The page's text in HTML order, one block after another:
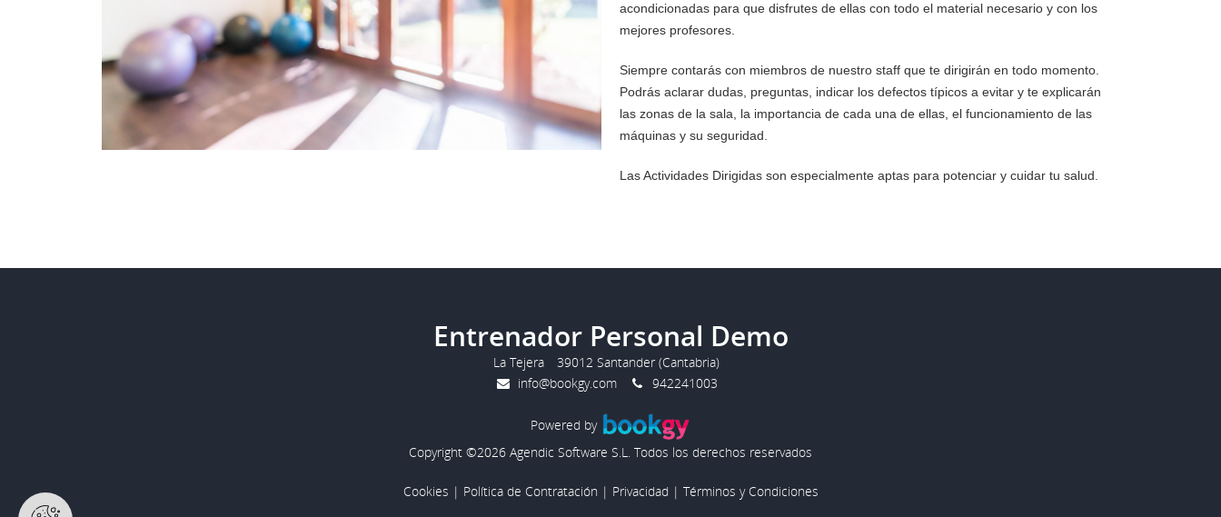
acondicionadas para que disfrutes de ellas con todo el material necesario y con los
mejores profesores.
Siempre contarás con miembros de nuestro staff que te dirigirán en todo momento.
Podrás aclarar dudas, preguntas, indicar los defectos típicos a evitar y te explicarán
las zonas de la sala, la importancia de cada una de ellas, el funcionamiento de las
máquinas y su seguridad.
Las Actividades Dirigidas son especialmente aptas para potenciar y cuidar tu salud.
Entrenador Personal Demo
La Tejera
39012 Santander (Cantabria)
info@bookgy.com
942241003
Powered by
Copyright ©2026 Agendic Software S.L. Todos los derechos reservados
Cookies | Política de Contratación | Privacidad | Términos y Condiciones